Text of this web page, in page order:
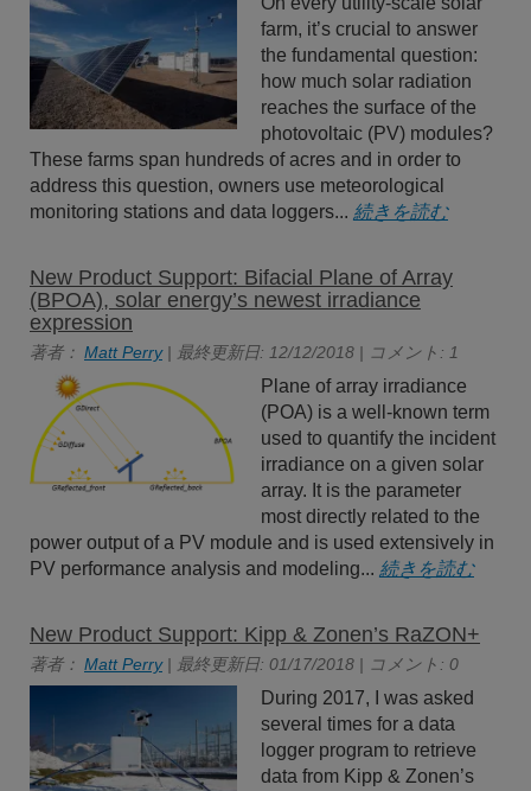
farm, it’s crucial to answer
the fundamental question:
how much solar radiation
reaches the surface of the
photovoltaic (PV) modules?
These farms span hundreds of acres and in order to
address this question, owners use meteorological
monitoring stations and data loggers... 続きを読む
New Product Support: Bifacial Plane of Array
(BPOA), solar energy’s newest irradiance
expression
著者： Matt Perry| 最終更新日: 12/12/2018 | コメント: 1
Plane of array irradiance
(POA) is a well-known term
used to quantify the incident
irradiance on a given solar
array. It is the parameter
most directly related to the
power output of a PV module and is used extensively in
PV performance analysis and modeling... 続きを読む
New Product Support: Kipp & Zonen’s RaZON+
著者： Matt Perry| 最終更新日: 01/17/2018 | コメント: 0
During 2017, I was asked
several times for a data
logger program to retrieve
data from Kipp & Zonen’s